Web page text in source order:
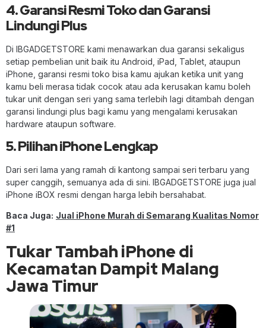
4. Garansi Resmi Toko dan Garansi
Lindungi Plus
Di IBGADGETSTORE kami menawarkan dua garansi sekaligus
setiap pembelian unit baik itu Android, iPad, Tablet, ataupun
iPhone, garansi resmi toko bisa kamu ajukan ketika unit yang
kamu beli merasa tidak cocok atau ada kerusakan kamu boleh
tukar unit dengan seri yang sama terlebih lagi ditambah dengan
garansi lindungi plus bagi kamu yang mengalami kerusakan
hardware ataupun software.
5. Pilihan iPhone Lengkap
Dari seri lama yang ramah di kantong sampai seri terbaru yang
super canggih, semuanya ada di sini. IBGADGETSTORE juga jual
iPhone iBOX resmi dengan harga lebih bersahabat.
Baca Juga: Jual iPhone Murah di Semarang Kualitas Nomor
#1
Tukar Tambah iPhone di
Kecamatan Dampit Malang
Jawa Timur